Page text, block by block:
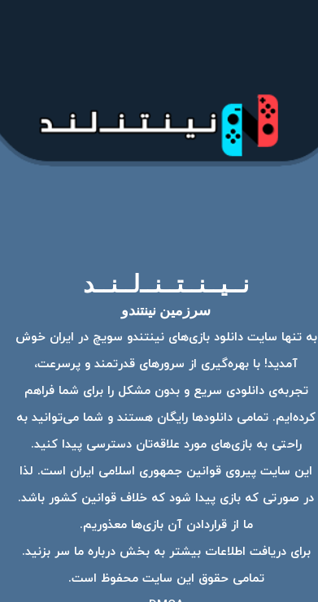
نــیــنــتــنــ‌لــنــد
سرزمین نینتندو
به تنها سایت دانلود بازی‌های نینتندو سویچ در ایران خوش
آمدید! با بهره‌گیری از سرورهای قدرتمند و پرسرعت،
تجربه‌ی دانلودی سریع و بدون مشکل را برای شما فراهم
کرده‌ایم. تمامی دانلودها رایگان هستند و شما می‌توانید به
راحتی به بازی‌های مورد علاقه‌تان دسترسی پیدا کنید.
این سایت پیروی قوانین جمهوری اسلامی ایران است. لذا
در صورتی که بازی پیدا شود که خلاف قوانین کشور باشد.
ما از قراردادن آن بازی‌ها معذوریم.
برای دریافت اطلاعات بیشتر به بخش درباره ما سر بزنید.
تمامی حقوق این سایت محفوظ است.